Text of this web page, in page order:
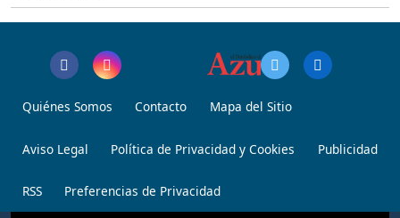
Quiénes Somos Contacto Mapa del Sitio
Aviso Legal Política de Privacidad y Cookies Publicidad
RSS Preferencias de Privacidad